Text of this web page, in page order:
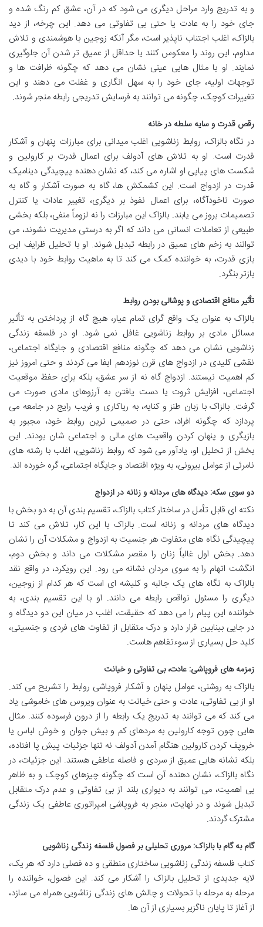
و به تدریج وارد مراحل دیگری می شود که در آن، عشق کم رنگ شده و
جای خود را به عادت یا حتی بی تفاوتی می دهد. این چرخه، از دید
بالزاک، اغلب اجتناب ناپذیر است، مگر آنکه زوجین با هوشمندی و تلاش
مداوم، این روند را معکوس کنند یا حداقل از عمیق تر شدن آن جلوگیری
نمایند. او با مثال هایی عینی نشان می دهد که چگونه ظرافت ها و
توجهات اولیه، جای خود را به سهل انگاری و غفلت می دهند و این
تغییرات کوچک، چگونه می توانند به فرسایش تدریجی رابطه منجر شوند.
رقص قدرت و سایه سلطه در خانه
در نگاه بالزاک، روابط زناشویی اغلب میدانی برای مبارزات پنهان و آشکار
قدرت است. او به تلاش های آدولف برای اعمال قدرت بر کارولین و
شکست های پیاپی او اشاره می کند، که نشان دهنده پیچیدگی دینامیک
قدرت در ازدواج است. این کشمکش ها، گاه به صورت آشکار و گاه به
صورت ناخودآگاه، برای اعمال نفوذ بر دیگری، تغییر عادات یا کنترل
تصمیمات بروز می یابند. بالزاک این مبارزات را نه لزوماً منفی، بلکه بخشی
طبیعی از تعاملات انسانی می داند که اگر به درستی مدیریت نشوند، می
توانند به زخم های عمیق در رابطه تبدیل شوند. او با تحلیل ظرایف این
بازی قدرت، به خواننده کمک می کند تا به ماهیت روابط خود با دیدی
بازتر بنگرد.
تأثیر منافع اقتصادی و پوشالی بودن روابط
بالزاک به عنوان یک واقع گرای تمام عیار، هیچ گاه از پرداختن به تأثیر
مسائل مادی بر روابط زناشویی غافل نمی شود. او در فلسفه زندگی
زناشویی نشان می دهد که چگونه منافع اقتصادی و جایگاه اجتماعی،
نقشی کلیدی در ازدواج های قرن نوزدهم ایفا می کردند و حتی امروز نیز
کم اهمیت نیستند. ازدواج گاه نه از سر عشق، بلکه برای حفظ موقعیت
اجتماعی، افزایش ثروت یا دست یافتن به آرزوهای مادی صورت می
گرفت. بالزاک با زبان طنز و کنایه، به ریاکاری و فریب رایج در جامعه می
پردازد که چگونه افراد، حتی در صمیمی ترین روابط خود، مجبور به
بازیگری و پنهان کردن واقعیت های مالی و اجتماعی شان بودند. این
بخش از تحلیل او، یادآور می شود که روابط زناشویی، اغلب با رشته های
نامرئی از عوامل بیرونی، به ویژه اقتصاد و جایگاه اجتماعی، گره خورده اند.
دو سوی سکه: دیدگاه های مردانه و زنانه در ازدواج
نکته ای قابل تأمل در ساختار کتاب بالزاک، تقسیم بندی آن به دو بخش با
دیدگاه های مردانه و زنانه است. بالزاک با این کار، تلاش می کند تا
پیچیدگی نگاه های متفاوت هر جنسیت به ازدواج و مشکلات آن را نشان
دهد. بخش اول غالباً زنان را مقصر مشکلات می داند و بخش دوم،
انگشت اتهام را به سوی مردان نشانه می رود. این رویکرد، در واقع نقد
بالزاک به نگاه های یک جانبه و کلیشه ای است که هر کدام از زوجین،
دیگری را مسئول نواقص رابطه می دانند. او با این تقسیم بندی، به
خواننده این پیام را می دهد که حقیقت، اغلب در میان این دو دیدگاه و
در جایی بینابین قرار دارد و درک متقابل از تفاوت های فردی و جنسیتی،
کلید حل بسیاری از سوءتفاهم هاست.
زمزمه های فروپاشی: عادت، بی تفاوتی و خیانت
بالزاک به روشنی، عوامل پنهان و آشکار فروپاشی روابط را تشریح می کند.
او از بی تفاوتی، عادت و حتی خیانت به عنوان ویروس های خاموشی یاد
می کند که می توانند به تدریج یک رابطه را از درون فرسوده کنند. مثال
هایی چون توجه کارولین به مردهای کم و بیش جوان و خوش لباس یا
خروپف کردن کارولین هنگام آمدن آدولف نه تنها جزئیات پیش پا افتاده،
بلکه نشانه هایی عمیق از سردی و فاصله عاطفی هستند. این جزئیات، در
نگاه بالزاک، نشان دهنده آن است که چگونه چیزهای کوچک و به ظاهر
بی اهمیت، می توانند به دیواری بلند از بی تفاوتی و عدم درک متقابل
تبدیل شوند و در نهایت، منجر به فروپاشی امپراتوری عاطفی یک زندگی
مشترک گردند.
گام به گام با بالزاک: مروری تحلیلی بر فصول فلسفه زندگی زناشویی
کتاب فلسفه زندگی زناشویی ساختاری منطقی و ده فصلی دارد که هر یک،
لایه جدیدی از تحلیل بالزاک را آشکار می کند. این فصول، خواننده را
مرحله به مرحله با تحولات و چالش های زندگی زناشویی همراه می سازد،
از آغاز تا پایان ناگزیر بسیاری از آن ها.